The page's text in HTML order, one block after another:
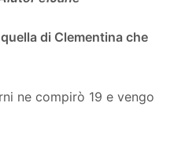
di Clementina che
ne compirò 19 e vengo